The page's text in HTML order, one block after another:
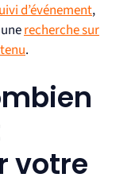
d’événement,
recherche sur
.
votre